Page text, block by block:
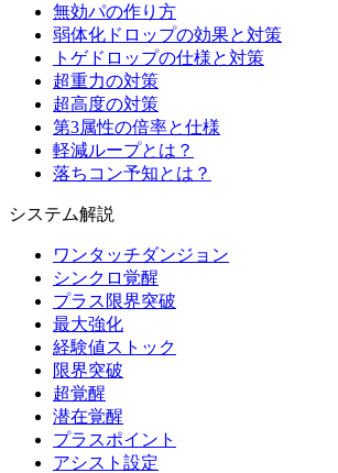
無効パの作り方
弱体化ドロップの効果と対策
トゲドロップの仕様と対策
超重力の対策
超高度の対策
第3属性の倍率と仕様
軽減ループとは？
落ちコン予知とは？
システム解説
ワンタッチダンジョン
シンクロ覚醒
プラス限界突破
最大強化
経験値ストック
限界突破
超覚醒
潜在覚醒
プラスポイント
アシスト設定